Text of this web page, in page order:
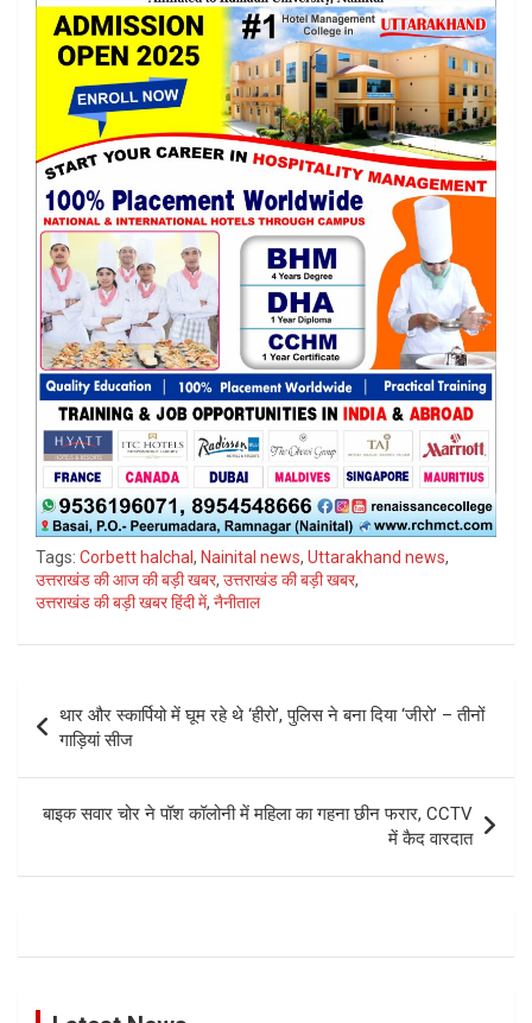
Tags: Corbett halchal , Nainital news, Uttarakhand news,
उत्तराखंड की आज की बड़ी खबर, उत्तराखंड की बड़ी खबर,
उत्तराखंड की बड़ी खबर हिंदी में, नैनीताल
navigation
थार और स्कार्पियो में घूम रहे थे ‘हीरो’, पुलिस ने बना दिया ‘जीरो’ – तीनों
गाड़ियां सीज
बाइक सवार चोर ने पॉश कॉलोनी में महिला का गहना छीन फरार, CCTV
में कैद वारदात